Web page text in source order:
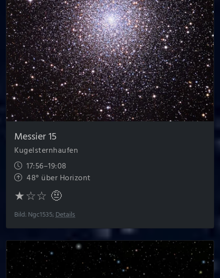
Messier 15
Kugelsternhaufen
17:56–19:08
48° über Horizont
★☆☆ 🤨
Bild: Ngc1535;Details